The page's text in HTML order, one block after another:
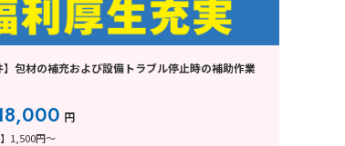
】包材の補充および設備トラブル停止時の補助作業
円
】1,500円～